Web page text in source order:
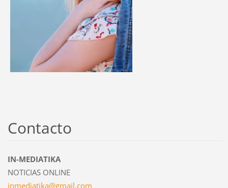
Contacto
IN-MEDIATIKA
NOTICIAS ONLINE
inmediatika@gmail.com